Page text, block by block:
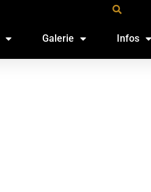
Galerie Infos